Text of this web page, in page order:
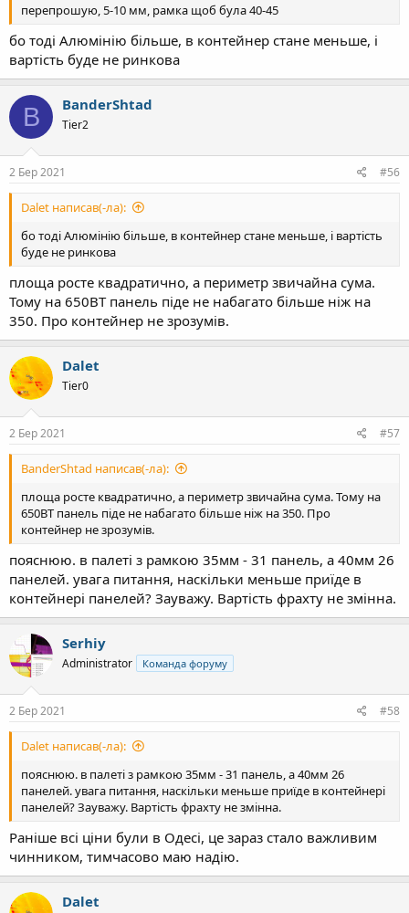
перепрошую, 5-10 мм, рамка щоб була 40-45
бо тоді Алюмінію більше, в контейнер стане меньше, і
вартість буде не ринкова
B BanderShtad
Tier2
2 Бер 2021 #56
Dalet написав(-ла):
бо тоді Алюмінію більше, в контейнер стане меньше, і вартість
буде не ринкова
площа росте квадратично, а периметр звичайна сума.
Тому на 650ВТ панель піде не набагато більше ніж на
350. Про контейнер не зрозумів.
Dalet
Tier0
2 Бер 2021 #57
BanderShtad написав(-ла):
площа росте квадратично, а периметр звичайна сума. Тому на
650ВТ панель піде не набагато більше ніж на 350. Про
контейнер не зрозумів.
пояснюю. в палеті з рамкою 35мм - 31 панель, а 40мм 26
панелей. увага питання, наскільки меньше приїде в
контейнері панелей? Зауважу. Вартість фрахту не змінна.
Serhiy
Administrator Команда форуму
2 Бер 2021 #58
Dalet написав(-ла):
пояснюю. в палеті з рамкою 35мм - 31 панель, а 40мм 26
панелей. увага питання, наскільки меньше приїде в контейнері
панелей? Зауважу. Вартість фрахту не змінна.
Раніше всі ціни були в Одесі, це зараз стало важливим
чинником, тимчасово маю надію.
Dalet